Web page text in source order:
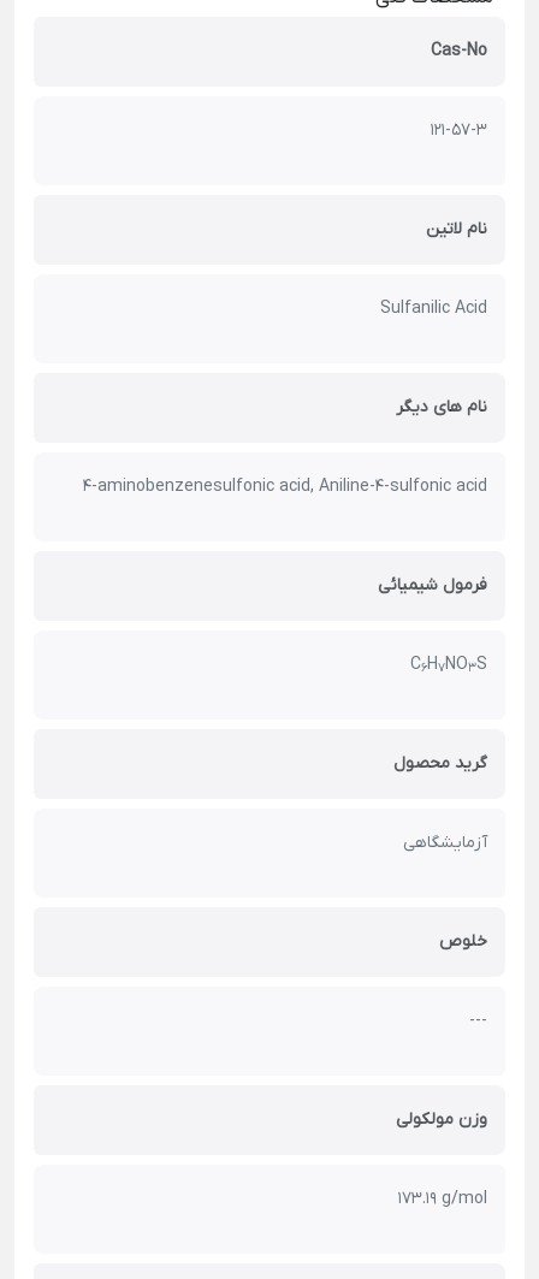
Cas-No
121-57-3
نام لاتین
Sulfanilic Acid
نام های دیگر
4-aminobenzenesulfonic acid, Aniline-4-sulfonic acid
فرمول شیمیائی
C6H7NO3S
گرید محصول
آزمایشگاهی
خلوص
---
وزن مولکولی
173.19 g/mol